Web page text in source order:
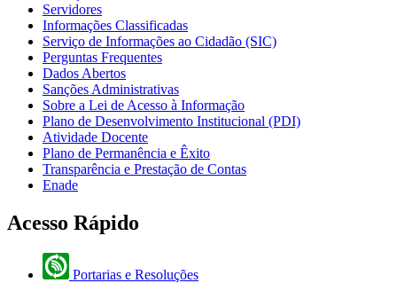
Servidores
Informações Classificadas
Serviço de Informações ao Cidadão (SIC)
Perguntas Frequentes
Dados Abertos
Sanções Administrativas
Sobre a Lei de Acesso à Informação
Plano de Desenvolvimento Institucional (PDI)
Atividade Docente
Plano de Permanência e Êxito
Transparência e Prestação de Contas
Enade
Acesso Rápido
Portarias e Resoluções